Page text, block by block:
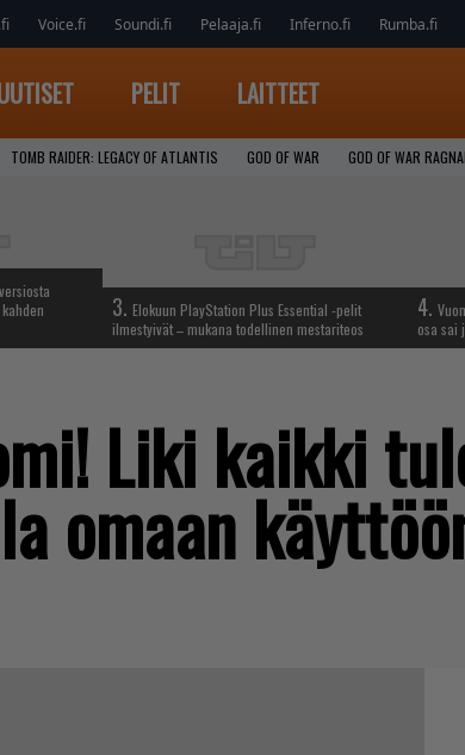
Voice.fi Soundi.fi Pelaaja.fi Inferno.fi Rumba.fi
PELIT LAITTEET
TOMB RAIDER: LEGACY OF ATLANTIS GOD OF WAR GOD OF WAR
3. Elokuun PlayStation Plus Essential -pelit
ilmestyivät – mukana todellinen mestariteos
4.
osa sai
Liki kaikki
omaan